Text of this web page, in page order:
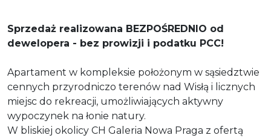
Sprzedaż realizowana BEZPOŚREDNIO od
dewelopera - bez prowizji i podatku PCC!
Apartament w kompleksie położonym w sąsiedztwie
cennych przyrodniczo terenów nad Wisłą i licznych
miejsc do rekreacji, umożliwiających aktywny
wypoczynek na łonie natury.
W bliskiej okolicy CH Galeria Nowa Praga z ofertą